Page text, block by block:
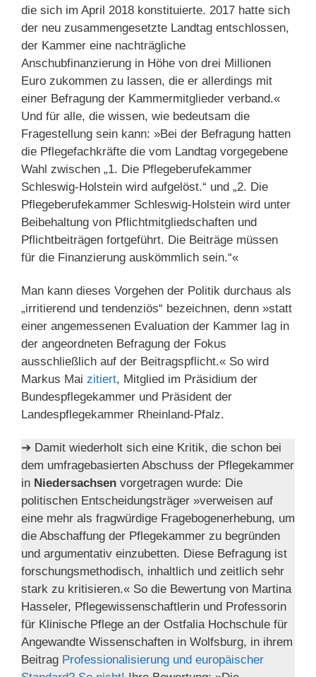
die sich im April 2018 konstituierte. 2017 hatte sich
der neu zusammengesetzte Landtag entschlossen,
der Kammer eine nachträgliche
Anschubfinanzierung in Höhe von drei Millionen
Euro zukommen zu lassen, die er allerdings mit
einer Befragung der Kammermitglieder verband.«
Und für alle, die wissen, wie bedeutsam die
Fragestellung sein kann: »Bei der Befragung hatten
die Pflegefachkräfte die vom Landtag vorgegebene
Wahl zwischen „1. Die Pfle­ge­berufekammer
Schleswig-Holstein wird aufgelöst.“ und „2. Die
Pflegeberufekammer Schleswig-Hol­stein wird unter
Beibehaltung von Pflichtmitgliedschaften und
Pflichtbeiträgen fortgeführt. Die Beiträge müssen
für die Finanzierung auskömmlich sein.“«
Man kann dieses Vorgehen der Politik durchaus als
„irritierend und tendenziös“ bezeichnen, denn »statt
einer angemessenen Evaluation der Kammer lag in
der angeordneten Befragung der Fokus
ausschließlich auf der Beitragspflicht.« So wird
Markus Mai zitiert, Mitglied im Präsidium der
Bundespflegekammer und Präsident der
Landespflegekammer Rheinland-Pfalz.
➔ Damit wiederholt sich eine Kritik, die schon bei
dem umfragebasierten Abschuss der Pflegekammer
in Niedersachsen vorgetragen wurde: Die
politischen Entscheidungsträger »verweisen auf
eine mehr als fragwürdige Fragebogenerhebung, um
die Abschaffung der Pflegekammer zu begründen
und argumentativ einzubetten. Diese Befragung ist
forschungsmethodisch, inhaltlich und zeitlich sehr
stark zu kritisieren.« So die Bewertung von Martina
Hasseler, Pflegewissenschaftlerin und Professorin
für Klinische Pflege an der Ostfalia Hochschule für
Angewandte Wissenschaften in Wolfsburg, in ihrem
Beitrag Professionalisierung und europäischer